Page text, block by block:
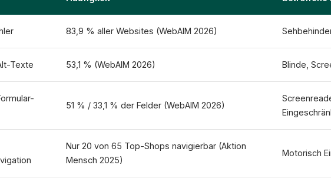
83,9 % aller Websites (WebAIM 2026)
Texte 53,1 % (WebAIM 2026) Blinde,
51 % / 33,1 % der Felder (WebAIM 2026)
Nur 20 von 65 Top-Shops navigierbar (Aktion
Mensch 2025)
Motorisch